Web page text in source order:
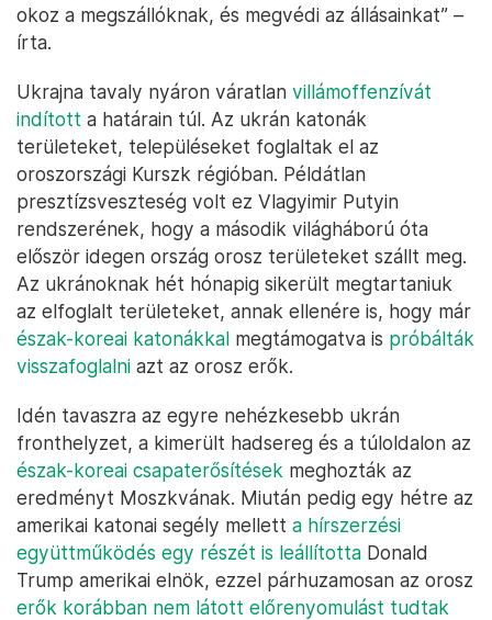
okoz a megszállóknak, és megvédi az állásainkat” –
írta.
Ukrajna tavaly nyáron váratlan villámoffenzívát
indított a határain túl. Az ukrán katonák
területeket, településeket foglaltak el az
oroszországi Kurszk régióban. Példátlan
presztízsveszteség volt ez Vlagyimir Putyin
rendszerének, hogy a második világháború óta
először idegen ország orosz területeket szállt meg.
Az ukránoknak hét hónapig sikerült megtartaniuk
az elfoglalt területeket, annak ellenére is, hogy már
észak-koreai katonákkal megtámogatva is próbálták
visszafoglalni azt az orosz erők.
Idén tavaszra az egyre nehézkesebb ukrán
fronthelyzet, a kimerült hadsereg és a túloldalon az
észak-koreai csapaterősítések meghozták az
eredményt Moszkvának. Miután pedig egy hétre az
amerikai katonai segély mellett a hírszerzési
együttműködés egy részét is leállította Donald
Trump amerikai elnök, ezzel párhuzamosan az orosz
erők korábban nem látott előrenyomulást tudtak